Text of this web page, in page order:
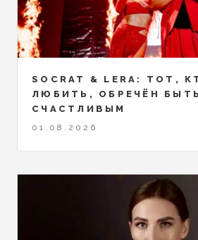
SOCRAT & LERA: ТОТ,
ЛЮБИТЬ, ОБРЕЧЁН БЫТЬ
СЧАСТЛИВЫМ
01.08.2026